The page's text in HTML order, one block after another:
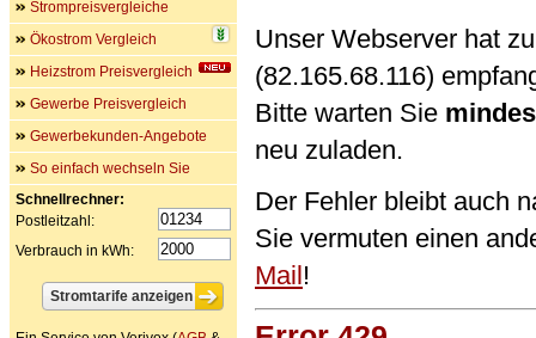
Unser Webserver hat
(82.165.68.116)
Bitte warten Sie
neu zuladen.
Der Fehler bleibt auch
Sie vermuten einen
Mail!
Strompreisvergleiche
Ökostrom Vergleich
Heizstrom Preisvergleich
Gewerbe Preisvergleich
Gewerbekunden-Angebote
So einfach wechseln Sie
Schnellrechner:
Postleitzahl:
Verbrauch in kWh: